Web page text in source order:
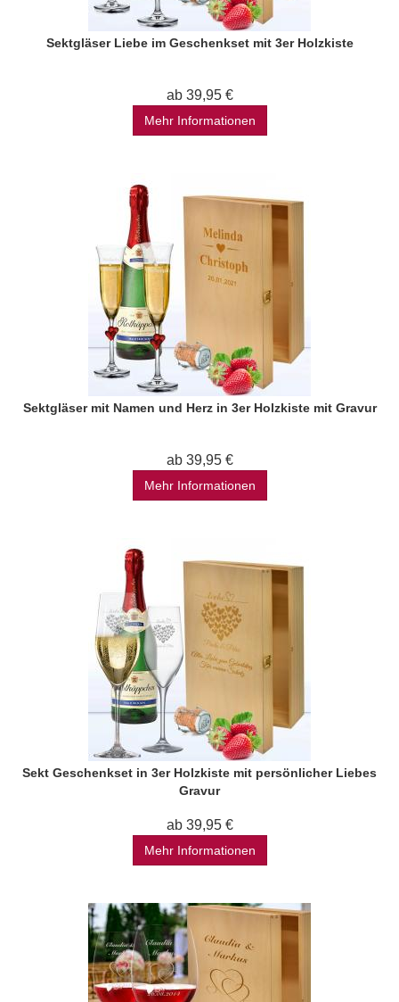
Sektgläser Liebe im Geschenkset mit 3er Holzkiste
ab 39,95 €
Mehr Informationen
Sektgläser mit Namen und Herz in 3er Holzkiste mit Gravur
ab 39,95 €
Mehr Informationen
Sekt Geschenkset in 3er Holzkiste mit persönlicher Liebes
Gravur
ab 39,95 €
Mehr Informationen